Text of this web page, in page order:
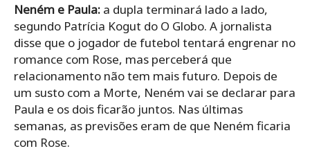
Neném e Paula: a dupla terminará lado a lado,
segundo Patrícia Kogut do O Globo. A jornalista
disse que o jogador de futebol tentará engrenar no
romance com Rose, mas perceberá que
relacionamento não tem mais futuro. Depois de
um susto com a Morte, Neném vai se declarar para
Paula e os dois ficarão juntos. Nas últimas
semanas, as previsões eram de que Neném ficaria
com Rose.